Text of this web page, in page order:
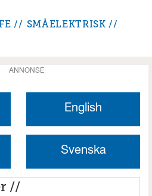
SMÅELEKTRISK
ANNONSE
English
Svenska
//